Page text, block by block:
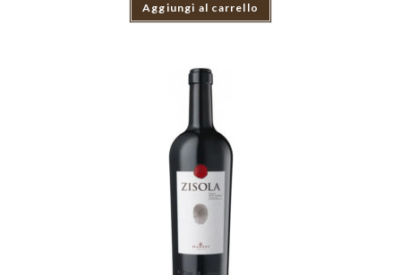
Aggiungi al carrello